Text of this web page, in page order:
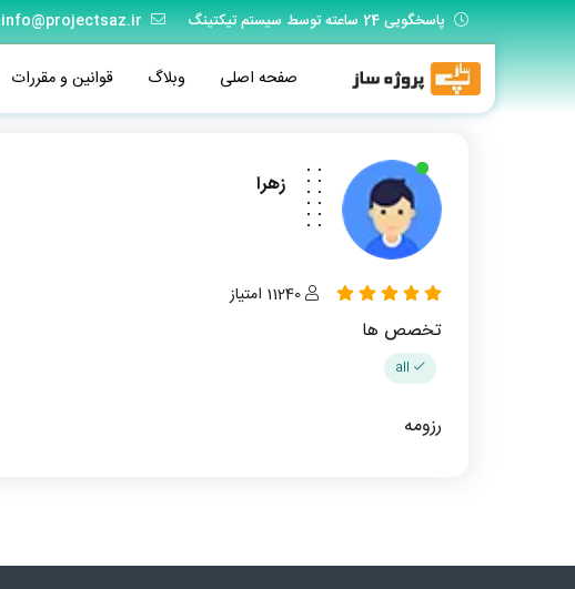
پاسخگویی 24 ساعته توسط سیستم تیکتینگ info@projectsaz.ir
صفحه اصلی وبلاگ قوانین و مقررات
زهرا
11240 امتیاز
تخصص ها
all
رزومه